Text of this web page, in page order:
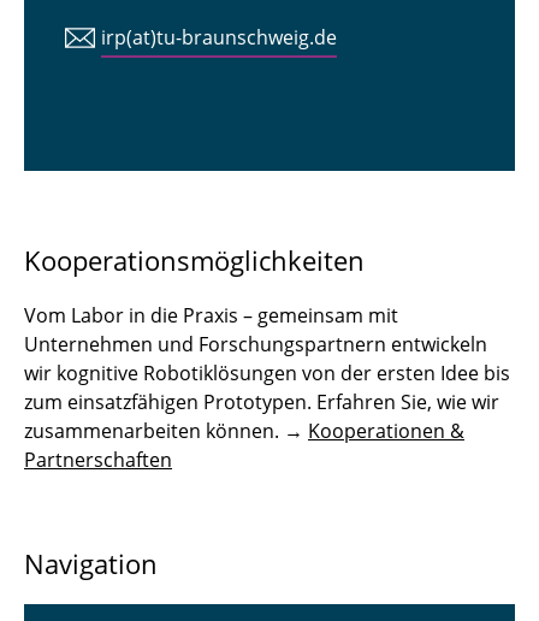
irp(at)tu-braunschweig.de
Kooperationsmöglichkeiten
Vom Labor in die Praxis – gemeinsam mit
Unternehmen und Forschungspartnern entwickeln
wir kognitive Robotiklösungen von der ersten Idee bis
zum einsatzfähigen Prototypen. Erfahren Sie, wie wir
zusammenarbeiten können. → Kooperationen &
Partnerschaften
Navigation